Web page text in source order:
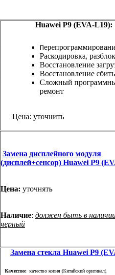
Huawei P9 (EVA-L19):
П
Раскодировка,
Восстановление
Восстановление
Сложный
ремонт
Цена: уточнить
Замена дисплейного модуля
(дисплей+сенсор) Huawei P9
Цена: уточнять
Наличие: должен быть в
черный
Замена стекла Huawei P9
Качество: качество копия (Китайский оригинал).